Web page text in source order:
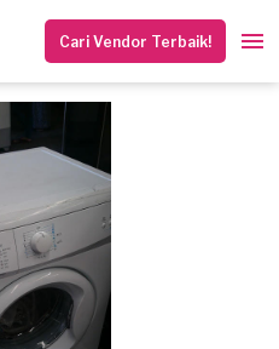
Cari Vendor Terbaik!